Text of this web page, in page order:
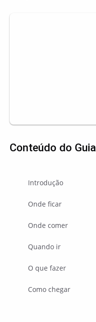
Conteúdo do Guia
Introdução
Onde ficar
Onde comer
Quando ir
O que fazer
Como chegar